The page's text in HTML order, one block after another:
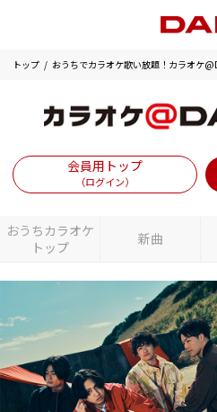
トップ おうちでカラオケ歌い放題！カラオケ
会員用トップ
（ログイン）
おうちカラオケ
トップ
新曲